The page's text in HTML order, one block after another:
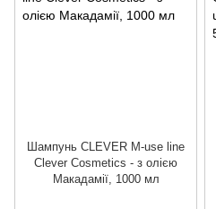
Шампунь CLEVER M-use line
Clever Cosmetics - з олією
Макадамії, 1000 мл